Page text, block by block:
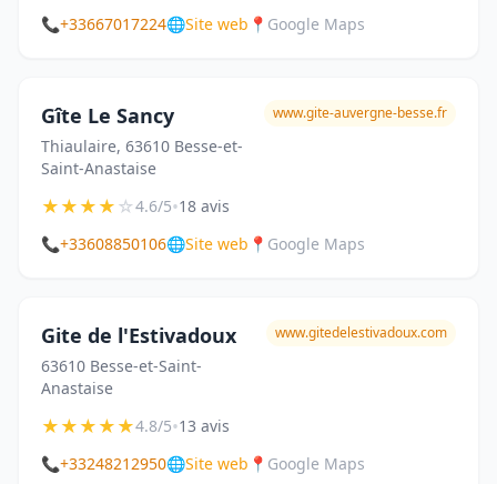
📞+33667017224🌐Site web 📍 Google Maps
Gîte Le Sancy
Thiaulaire, 63610 Besse-et-
Saint-Anastaise
www.gite-auvergne-besse.fr
★★★★☆4.6/5•18 avis
📞+33608850106🌐Site web 📍 Google Maps
Gite de l'Estivadoux
63610 Besse-et-Saint-
Anastaise
www.gitedelestivadoux.com
★★★★★4.8/5•13 avis
📞+33248212950🌐Site web 📍 Google Maps